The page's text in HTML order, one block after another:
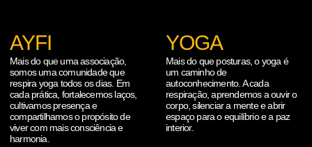
AYFI
Mais do que uma associação,
somos uma comunidade que
respira yoga todos os dias. Em
cada prática, fortalecemos laços,
cultivamos presença e
compartilhamos o propósito de
viver com mais consciência e
harmonia.
YOGA
Mais do que posturas, o yoga é
um caminho de
autoconhecimento. A cada
respiração, aprendemos a ouvir o
corpo, silenciar a mente e abrir
espaço para o equilíbrio e a paz
interior.